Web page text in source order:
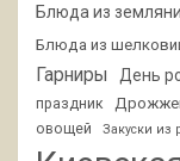
Блюда из
Блюда из
Гарниры День
праздник
овощей
Закуски из